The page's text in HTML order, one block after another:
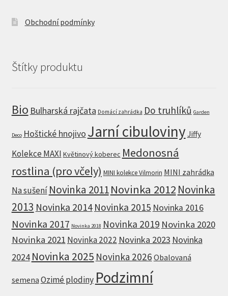
Obchodní podmínky
Štítky produktu
Bio Bulharská rajčata Domácí zahrádka Do truhlíků Garden
Deco Hoštické hnojivo Jarní cibuloviny Jiffy
Kolekce MAXI Květinový koberec Medonosná
rostlina (pro včely) MINI kolekce Vilmorin MINI zahrádka
Na sušení Novinka 2011Novinka 2012 Novinka
2013 Novinka 2014 Novinka 2015 Novinka 2016
Novinka 2017 Novinka 2018 Novinka 2019 Novinka 2020
Novinka 2021 Novinka 2022 Novinka 2023 Novinka
2024 Novinka 2025 Novinka 2026 Obalovaná
semena Ozimé plodiny Podzimní